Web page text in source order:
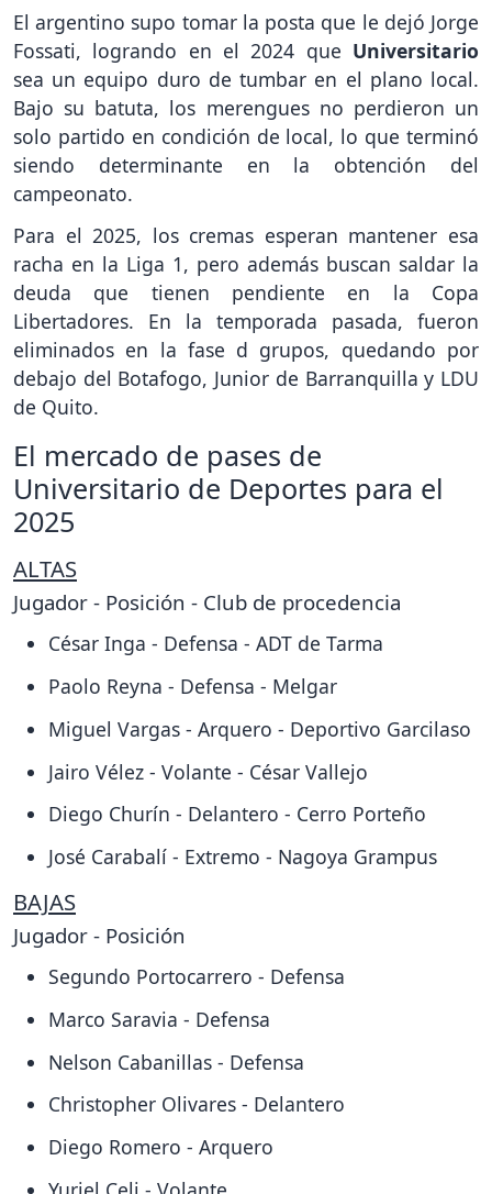
El argentino supo tomar la posta que le dejó Jorge
Fossati, logrando en el 2024 que Universitario
sea un equipo duro de tumbar en el plano local.
Bajo su batuta, los merengues no perdieron un
solo partido en condición de local, lo que terminó
siendo determinante en la obtención del
campeonato.
Para el 2025, los cremas esperan mantener esa
racha en la Liga 1, pero además buscan saldar la
deuda que tienen pendiente en la Copa
Libertadores. En la temporada pasada, fueron
eliminados en la fase d grupos, quedando por
debajo del Botafogo, Junior de Barranquilla y LDU
de Quito.
El mercado de pases de
Universitario de Deportes para el
2025
ALTAS
Jugador - Posición - Club de procedencia
César Inga - Defensa - ADT de Tarma
Paolo Reyna - Defensa - Melgar
Miguel Vargas - Arquero - Deportivo Garcilaso
Jairo Vélez - Volante - César Vallejo
Diego Churín - Delantero - Cerro Porteño
José Carabalí - Extremo - Nagoya Grampus
BAJAS
Jugador - Posición
Segundo Portocarrero - Defensa
Marco Saravia - Defensa
Nelson Cabanillas - Defensa
Christopher Olivares - Delantero
Diego Romero - Arquero